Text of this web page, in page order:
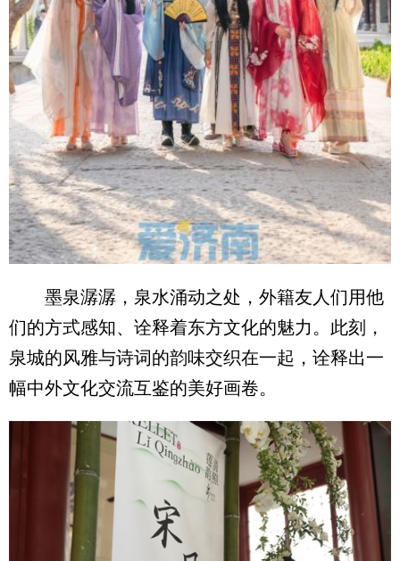
墨泉潺潺，泉水涌动之处，外籍友人们用他
们的方式感知、诠释着东方文化的魅力。此刻，
泉城的风雅与诗词的韵味交织在一起，诠释出一
幅中外文化交流互鉴的美好画卷。